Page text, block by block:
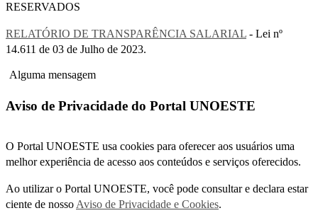
RESERVADOS
RELATÓRIO DE TRANSPARÊNCIA SALARIAL - Lei nº
14.611 de 03 de Julho de 2023.
Alguma mensagem
Aviso de Privacidade do Portal UNOESTE
O Portal UNOESTE usa cookies para oferecer aos usuários uma
melhor experiência de acesso aos conteúdos e serviços oferecidos.
Ao utilizar o Portal UNOESTE, você pode consultar e declara estar
ciente de nosso Aviso de Privacidade e Cookies.